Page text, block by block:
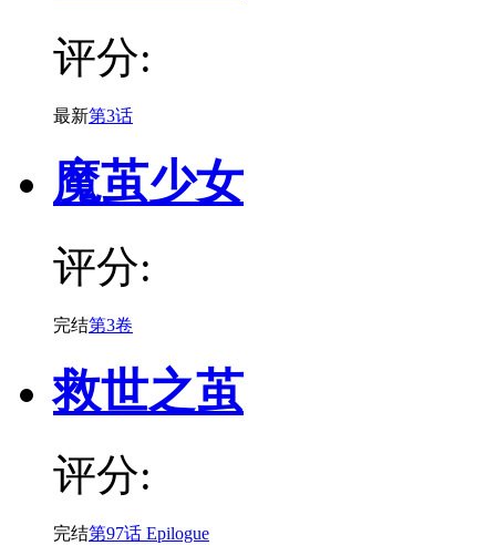
评分:
最新第3话
魔茧少女
评分:
完结第3卷
救世之茧
评分:
完结第97话 Epilogue